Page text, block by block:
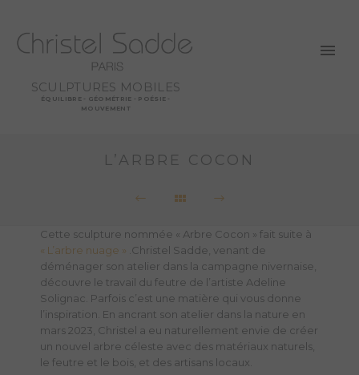
SCULPTURES MOBILES
ÉQUILIBRE - GÉOMÉTRIE - POÉSIE -
MOUVEMENT
L’ARBRE COCON
Cette sculpture nommée « Arbre Cocon » fait suite à
« L’arbre nuage » .Christel Sadde, venant de
déménager son atelier dans la campagne nivernaise,
découvre le travail du feutre de l’artiste Adeline
Solignac. Parfois c’est une matière qui vous donne
l’inspiration. En ancrant son atelier dans la nature en
mars 2023, Christel a eu naturellement envie de créer
un nouvel arbre céleste avec des matériaux naturels,
le feutre et le bois, et des artisans locaux.